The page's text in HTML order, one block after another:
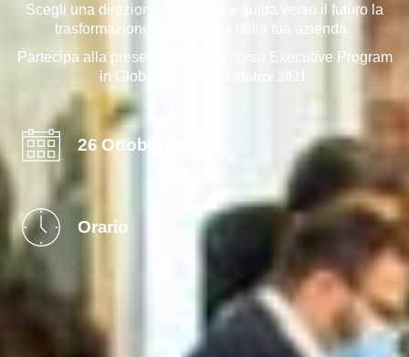
Scegli una direzione strategica e guida verso il futuro la
trasformazione e la crescita della tua azienda.
Partecipa alla presentazione del corso Executive Program
in Global CFO il
26 Ottobre 2021 .
26 Ottobre 2021
Orario